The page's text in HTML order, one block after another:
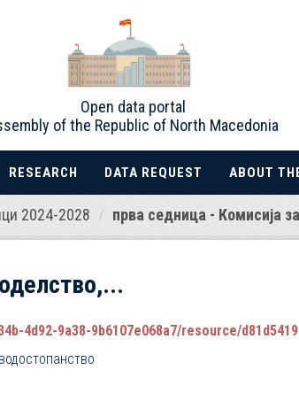
Open data portal
of the Republic of North Macedonia
RESEARCH DATA REQUEST ABOUT
2024-2028 прва седница - Комисија
9a38-9b6107e068a7/resource/d81d5419-650e-4fa2-